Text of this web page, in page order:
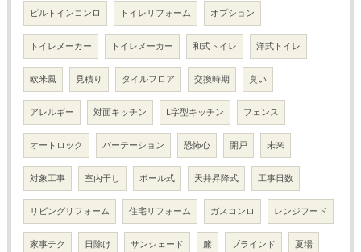
ビルトインコンロ トイレリフォーム オプション
トイレメーカー トイレメーカー 和式トイレ 洋式トイレ
欧米風 見積り タイルフロア 交換時期 臭い
アレルギー 対面キッチン L字型キッチン フェンス
オートロック パーテーション 恐怖心 開戸 未来
対象工事 室内干し ポール式 天井昇降式 工事日数
リビングリフォーム 住宅リフォーム ガスコンロ レンジフード
家事テク 日除け サンシェード 簾 ブラインド 夏場